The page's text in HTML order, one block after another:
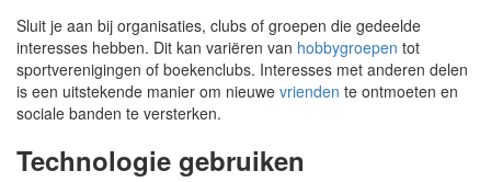
Sluit je aan bij organisaties, clubs of groepen die gedeelde
interesses hebben. Dit kan variëren van hobbygroepen tot
sportverenigingen of boekenclubs. Interesses met anderen delen
is een uitstekende manier om nieuwe vrienden te ontmoeten en
sociale banden te versterken.
Technologie gebruiken